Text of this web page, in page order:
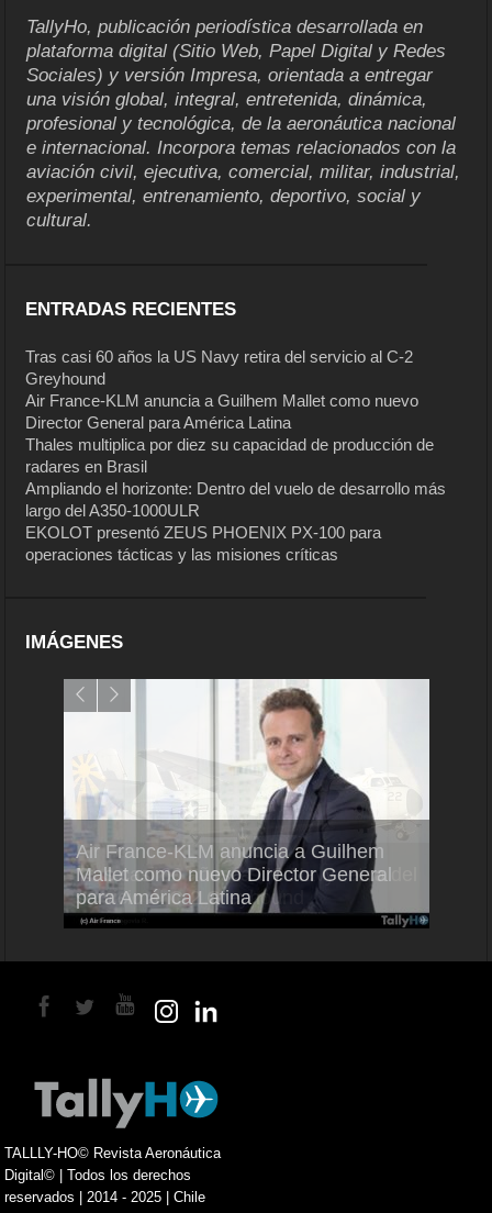
TallyHo, publicación periodística desarrollada en
plataforma digital (Sitio Web, Papel Digital y Redes
Sociales) y versión Impresa, orientada a entregar
una visión global, integral, entretenida, dinámica,
profesional y tecnológica, de la aeronáutica nacional
e internacional. Incorpora temas relacionados con la
aviación civil, ejecutiva, comercial, militar, industrial,
experimental, entrenamiento, deportivo, social y
cultural.
ENTRADAS RECIENTES
Tras casi 60 años la US Navy retira del servicio al C-2
Greyhound
Air France-KLM anuncia a Guilhem Mallet como nuevo
Director General para América Latina
Thales multiplica por diez su capacidad de producción de
radares en Brasil
Ampliando el horizonte: Dentro del vuelo de desarrollo más
largo del A350-1000ULR
EKOLOT presentó ZEUS PHOENIX PX-100 para
operaciones tácticas y las misiones críticas
IMÁGENES
Air France-KLM anuncia a Guilhem
Mallet como nuevo Director General
para América Latina
TALLLY-HO© Revista Aeronáutica
Digital© | Todos los derechos
reservados | 2014 - 2025 | Chile